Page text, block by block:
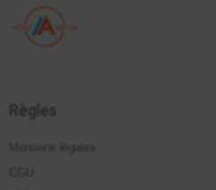
Règles